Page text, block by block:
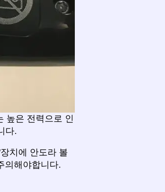
높은 전력으로 인
다.
치에 안도라 볼
의해야합니다.